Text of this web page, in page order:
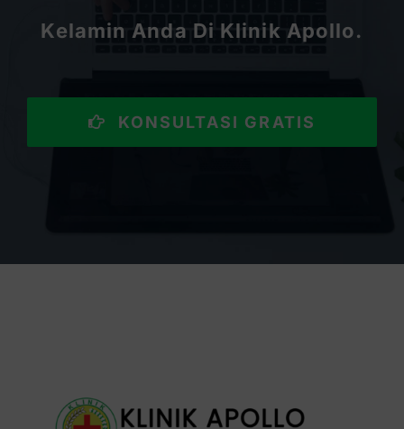
Kelamin Anda Di Klinik Apollo.
KONSULTASI GRATIS